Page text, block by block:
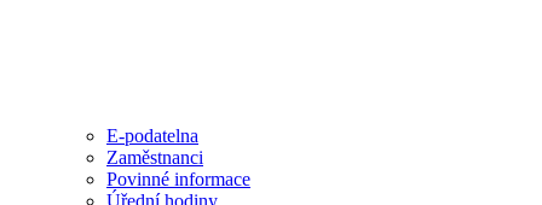
E-podatelna
Zaměstnanci
Povinné informace
Úřední hodiny